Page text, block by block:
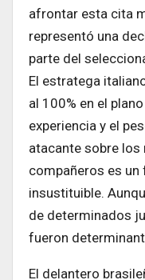
afrontar esta cita
representó una
parte del
El estratega
al 100% en el
experiencia y el
atacante sobre los
compañeros es
insustituible.
de determinados
fueron
El delantero